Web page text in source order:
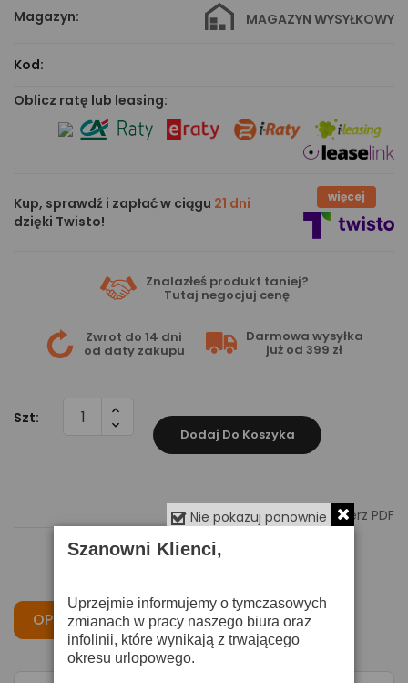
Magazyn: MAGAZYN WYSYŁKOWY
Kod:
Oblicz ratę lub leasing:
Kup, sprawdź i zapłać w ciągu 21 dni
dzięki Twisto!
więcej
Znalazłeś produkt taniej?
Tutaj negocjuj cenę
Zwrot do 14 dni
od daty zakupu
Darmowa wysyłka
już od 399 zł
Szt:
Dodaj Do Koszyka
Pobierz PDF
OPIS CECHY OPINIE
Nie pokazuj ponownie
Szanowni Klienci,
Uprzejmie informujemy o tymczasowych
zmianach w pracy naszego biura oraz
infolinii, które wynikają z trwającego
okresu urlopowego.